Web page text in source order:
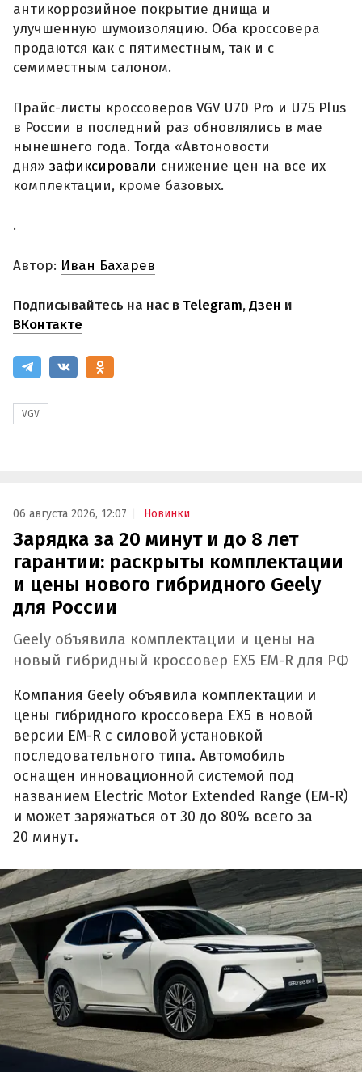
антикоррозийное покрытие днища и
улучшенную шумоизоляцию. Оба кроссовера
продаются как с пятиместным, так и с
семиместным салоном.
Прайс-листы кроссоверов VGV U70 Pro и U75 Plus
в России в последний раз обновлялись в мае
нынешнего года. Тогда «Автоновости
дня» зафиксировали снижение цен на все их
комплектации, кроме базовых.
.
Автор: Иван Бахарев
Подписывайтесь на нас в Telegram,Дзен и
ВКонтакте
VGV
06 августа 2026, 12:07 Новинки
Зарядка за 20 минут и до 8 лет
гарантии: раскрыты комплектации
и цены нового гибридного Geely
для России
Geely объявила комплектации и цены на
новый гибридный кроссовер EX5 EM-R для РФ
Компания Geely объявила комплектации и
цены гибридного кроссовера EX5 в новой
версии EM-R с силовой установкой
последовательного типа. Автомобиль
оснащен инновационной системой под
названием Electric Motor Extended Range (EM-R)
и может заряжаться от 30 до 80% всего за
20 минут.